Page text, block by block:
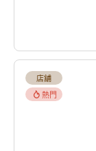
店舖
熱門